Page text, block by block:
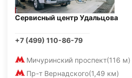
Сервисный центр Удальцова
+7 (499) 110-86-79
Мичуринский проспект(116 м)
Пр-т Вернадского(1,49 км)